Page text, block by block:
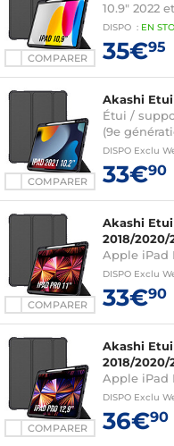
COMPARER
10.9" 2022
DISPO : EN
35€95
COMPARER
Akashi Etui
Étui /
(9e
DISPO Exclu
33€90
COMPARER
Akashi
2018/2020/
Apple iPad
DISPO Exclu
33€90
COMPARER
Akashi
2018/2020/
Apple iPad
DISPO Exclu
36€90